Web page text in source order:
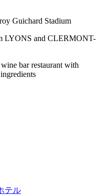
Guichard Stadium
LYONS and CLERMONT-
bar restaurant with
テル